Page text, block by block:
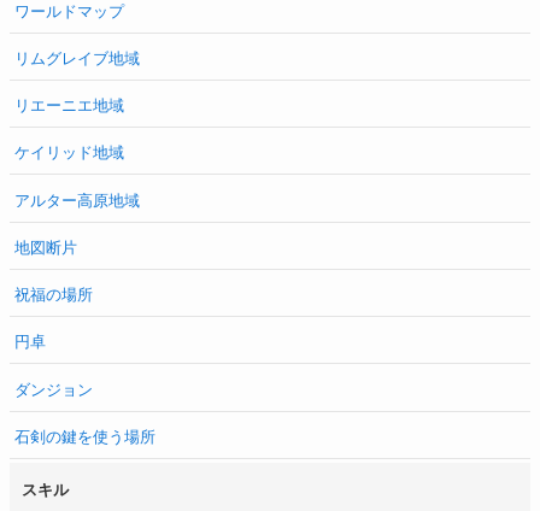
ワールドマップ
リムグレイブ地域
リエーニエ地域
ケイリッド地域
アルター高原地域
地図断片
祝福の場所
円卓
ダンジョン
石剣の鍵を使う場所
スキル